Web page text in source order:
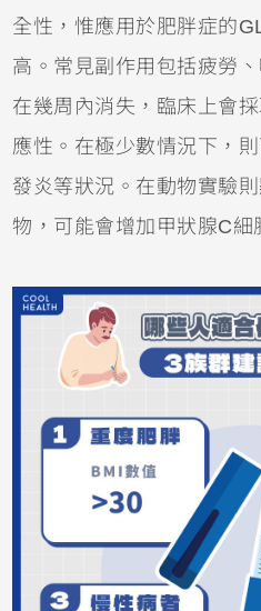
全性，惟應用於肥胖症的
高。常見副作用包括疲勞
在幾周內消失，臨床上會
應性。在極少數情況下，
發炎等狀況。在動物實驗
物，可能會增加甲狀腺C細